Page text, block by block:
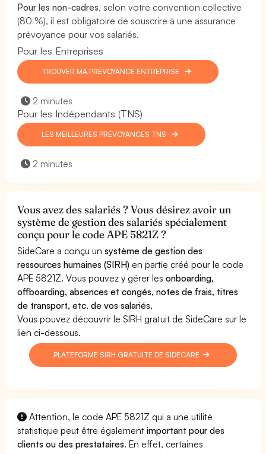
Pour les non-cadres, selon votre convention collective
(80 %), il est obligatoire de souscrire à une assurance
prévoyance pour vos salariés.
Pour les Entreprises
TROUVER MA PRÉVOYANCE ENTREPRISE
2 minutes
Pour les Indépendants (TNS)
LES MEILLEURES PRÉVOYANCES TNS
2 minutes
Vous avez des salariés ? Vous désirez avoir un
système de gestion des salariés spécialement
conçu pour le code APE 5821Z ?
SideCare a conçu unsystème de gestion des
ressources humaines (SIRH) en partie créé pour le code
APE 5821Z. Vous pouvez y gérer lesonboarding,
offboarding, absences et congés, notes de frais, titres
de transport, etc. de vos salariés.
Vous pouvez découvrir le SIRH gratuit de SideCare sur le
lien ci-dessous.
PLATEFORME SIRH GRATUITE DE SIDECARE
Attention, le code APE 5821Z qui a une utilité
statistique peut être égalementimportant pour des
clients ou des prestataires. En effet, certaines